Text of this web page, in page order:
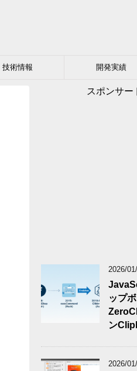
技術情報 開発実績
スポンサー
2026/
ップ
ン
2026/